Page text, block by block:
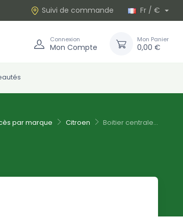
Suivi de commande Fr / €
Connexion
Mon Compte
Mon Panier
0,00 €
par marque Citroen Boitier centrale...